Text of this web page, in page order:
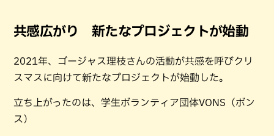
共感広がり 新たなプロジェクトが始動
2021年、ゴージャス理枝さんの活動が共感を呼びクリ
スマスに向けて新たなプロジェクトが始動した。
立ち上がったのは、学生ボランティア団体VONS（ボン
ス）